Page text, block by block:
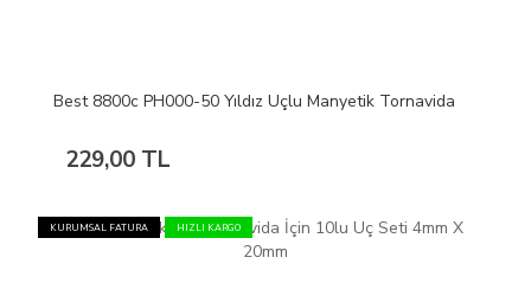
Best 8800c PH000-50 Yıldız Uçlu Manyetik Tornavida
229,00 TL
KURUMSAL FATURA HIZLI KARGO